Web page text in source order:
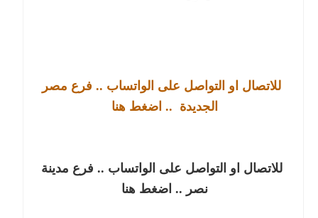
للاتصال او التواصل على الواتساب .. فرع مصر
الجديدة .. اضغط هنا
للاتصال او التواصل على الواتساب .. فرع مدينة
نصر .. اضغط هنا